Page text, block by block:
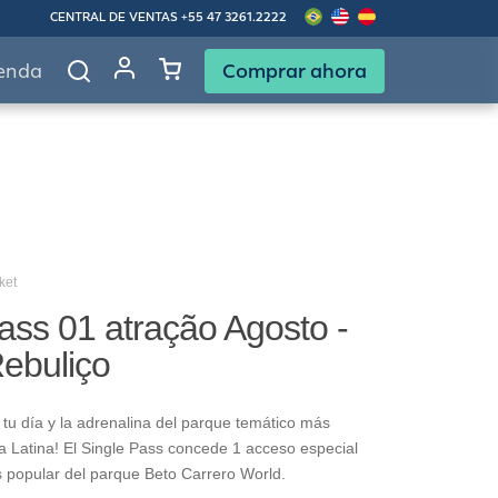
CENTRAL DE VENTAS +55 47 3261.2222
Comprar ahora
01 atração Agosto -
tu día y la adrenalina del parque temático más
Latina! El Single Pass concede 1 acceso especial
del parque Beto Carrero World.